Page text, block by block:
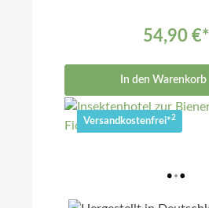
54,90 €*
In den Warenkorb
Versandkostenfrei*2